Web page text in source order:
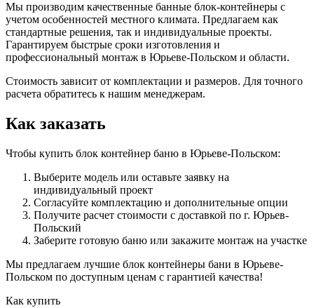
Мы производим качественные банные блок-контейнеры с
учетом особенностей местного климата. Предлагаем как
стандартные решения, так и индивидуальные проекты.
Гарантируем быстрые сроки изготовления и
профессиональный монтаж в Юрьеве-Польском и области.
Стоимость зависит от комплектации и размеров. Для точного
расчета обратитесь к нашим менеджерам.
Как заказать
Чтобы купить блок контейнер баню в Юрьеве-Польском:
Выберите модель или оставьте заявку на
индивидуальный проект
Согласуйте комплектацию и дополнительные опции
Получите расчет стоимости с доставкой по г. Юрьев-
Польский
Заберите готовую баню или закажите монтаж на участке
Мы предлагаем лучшие блок контейнеры бани в Юрьеве-
Польском по доступным ценам с гарантией качества!
Как купить